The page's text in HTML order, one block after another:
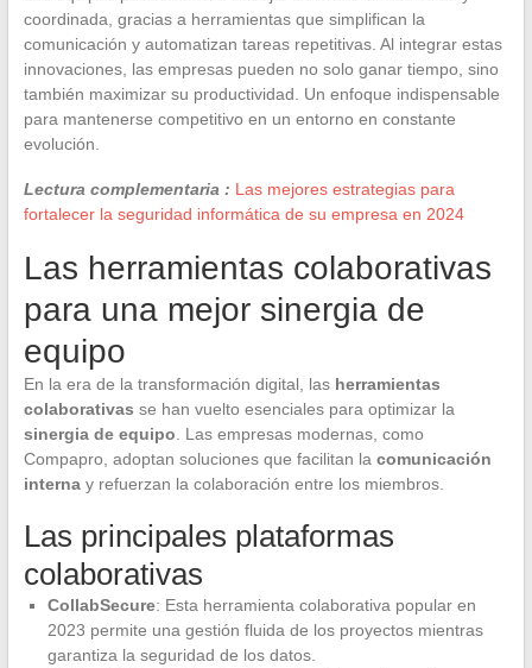
coordinada, gracias a herramientas que simplifican la
comunicación y automatizan tareas repetitivas. Al integrar estas
innovaciones, las empresas pueden no solo ganar tiempo, sino
también maximizar su productividad. Un enfoque indispensable
para mantenerse competitivo en un entorno en constante
evolución.
Lectura complementaria : Las mejores estrategias para
fortalecer la seguridad informática de su empresa en 2024
Las herramientas colaborativas
para una mejor sinergia de
equipo
En la era de la transformación digital, las herramientas
colaborativas se han vuelto esenciales para optimizar la
sinergia de equipo . Las empresas modernas, como
Compapro, adoptan soluciones que facilitan la comunicación
internay refuerzan la colaboración entre los miembros.
Las principales plataformas
colaborativas
CollabSecure: Esta herramienta colaborativa popular en
2023 permite una gestión fluida de los proyectos mientras
garantiza la seguridad de los datos.